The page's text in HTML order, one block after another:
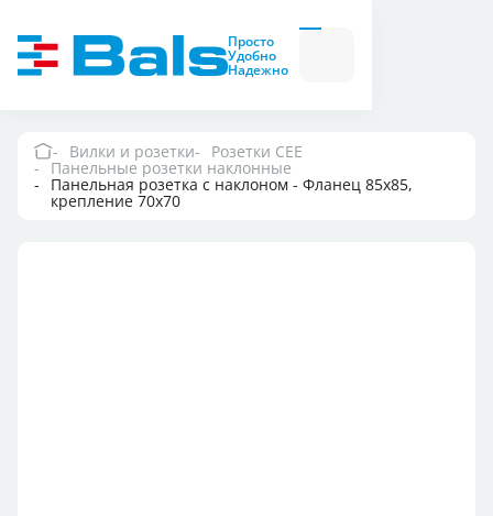
Просто
Удобно
Надежно
Вилки
и
розетки
модули
Вилки и розетки
Компания
Вилки и розетки Розетки CEE
Панельные розетки наклонные
Панельная розетка с наклоном - Фланец 85x85,
крепление 70x70